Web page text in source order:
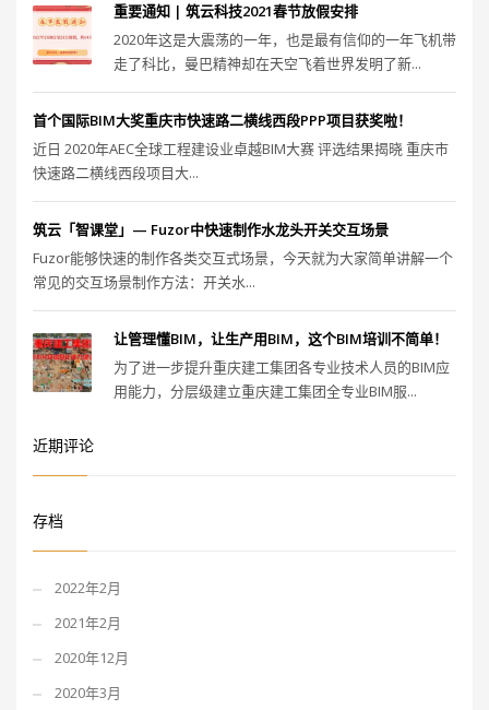
重要通知 | 筑云科技2021春节放假安排
2020年这是大震荡的一年，也是最有信仰的一年飞机带
走了科比，曼巴精神却在天空飞着世界发明了新...
首个国际BIM大奖重庆市快速路二横线西段PPP项目获奖啦！
近日 2020年AEC全球工程建设业卓越BIM大赛 评选结果揭晓 重庆市
快速路二横线西段项目大...
筑云「智课堂」— Fuzor中快速制作水龙头开关交互场景
Fuzor能够快速的制作各类交互式场景，今天就为大家简单讲解一个
常见的交互场景制作方法：开关水...
让管理懂BIM，让生产用BIM，这个BIM培训不简单！
为了进一步提升重庆建工集团各专业技术人员的BIM应
用能力，分层级建立重庆建工集团全专业BIM服...
近期评论
存档
2022年2月
2021年2月
2020年12月
2020年3月